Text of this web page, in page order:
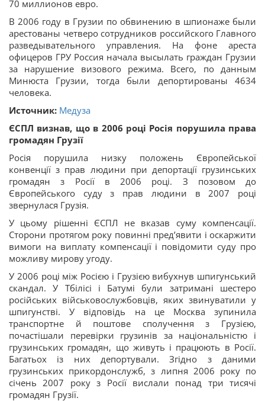
70 миллионов евро.
В 2006 году в Грузии по обвинению в шпионаже были
арестованы четверо сотрудников российского Главного
разведывательного управления. На фоне ареста
офицеров ГРУ Россия начала высылать граждан Грузии
за нарушение визового режима. Всего, по данным
Минюста Грузии, тогда были депортированы 4634
человека.
Источник: Медуза
ЄСПЛ визнав, що в 2006 році Росія порушила права
громадян Грузії
Росія порушила низку положень Європейської
конвенції з прав людини при депортації грузинських
громадян з Росії в 2006 році. З позовом до
Європейського суду з прав людини в 2007 році
звернулася Грузія.
У цьому рішенні ЄСПЛ не вказав суму компенсації.
Сторони протягом року повинні пред’явити і оскаржити
вимоги на виплату компенсації і повідомити суду про
можливу мирову угоду.
У 2006 році між Росією і Грузією вибухнув шпигунський
скандал. У Тбілісі і Батумі були затримані шестеро
російських військовослужбовців, яких звинуватили у
шпигунстві. У відповідь на це Москва зупинила
транспортне й поштове сполучення з Грузією,
почастішали перевірки грузинів за національністю і
грузинських громадян, що живуть і працюють в Росії.
Багатьох із них депортували. Згідно з даними
грузинських прикордонслужб, з липня 2006 року по
січень 2007 року з Росії вислали понад три тисячі
громадян Грузії.